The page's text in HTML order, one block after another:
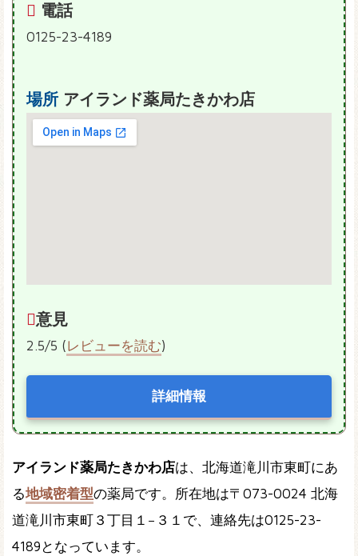
電話
0125-23-4189
場所 アイランド薬局たきかわ店
意見
2.5/5 (レビューを読む)
詳細情報
アイランド薬局たきかわ店は、北海道滝川市東町にあ
る地域密着型の薬局です。所在地は〒073-0024 北海
道滝川市東町３丁目１−３１で、連絡先は0125-23-
4189となっています。